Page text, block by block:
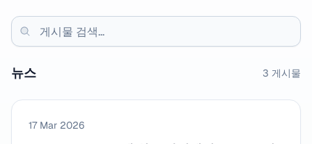
뉴스 3 게시물
17 Mar 2026